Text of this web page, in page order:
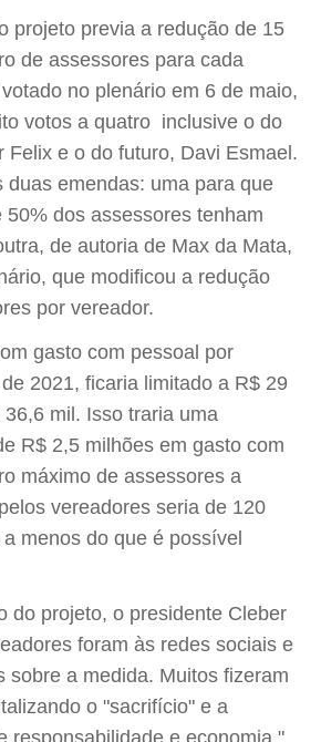
projeto previa a redução de 15
de assessores para cada
no plenário em 6 de maio,
votos a quatro  inclusive o do
Felix e o do futuro, Davi Esmael.
duas emendas: uma para que
50% dos assessores tenham
de autoria de Max da Mata,
que modificou a redução
por vereador.
gasto com pessoal por
2021, ficaria limitado a R$ 29
mil. Isso traria uma
R$ 2,5 milhões em gasto com
máximo de assessores a
vereadores seria de 120
menos do que é possível
do projeto, o presidente Cleber
foram às redes sociais e
sobre a medida. Muitos fizeram
o "sacrifício" e a
responsabilidade e economia."